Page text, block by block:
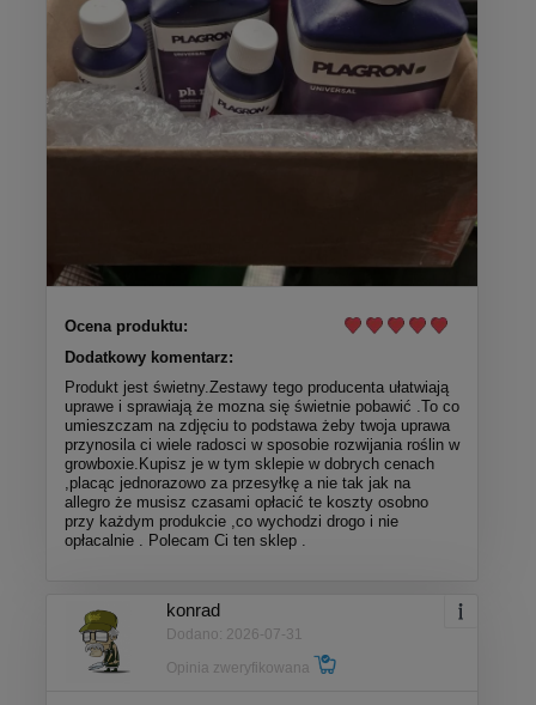
Ocena produktu:
Dodatkowy komentarz:
Produkt jest świetny.Zestawy tego producenta ułatwiają
uprawe i sprawiają że mozna się świetnie pobawić .To co
umieszczam na zdjęciu to podstawa żeby twoja uprawa
przynosila ci wiele radosci w sposobie rozwijania roślin w
growboxie.Kupisz je w tym sklepie w dobrych cenach
,placąc jednorazowo za przesyłkę a nie tak jak na
allegro że musisz czasami opłacić te koszty osobno
przy każdym produkcie ,co wychodzi drogo i nie
opłacalnie . Polecam Ci ten sklep .
konrad
Dodano: 2026-07-31
Opinia zweryfikowana